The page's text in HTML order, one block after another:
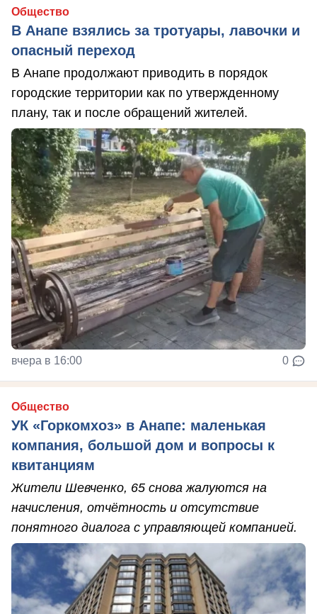
Общество
В Анапе взялись за тротуары, лавочки и
опасный переход
В Анапе продолжают приводить в порядок
городские территории как по утвержденному
плану, так и после обращений жителей.
вчера в 16:00 0
Общество
УК «Горкомхоз» в Анапе: маленькая
компания, большой дом и вопросы к
квитанциям
Жители Шевченко, 65 снова жалуются на
начисления, отчётность и отсутствие
понятного диалога с управляющей компанией.